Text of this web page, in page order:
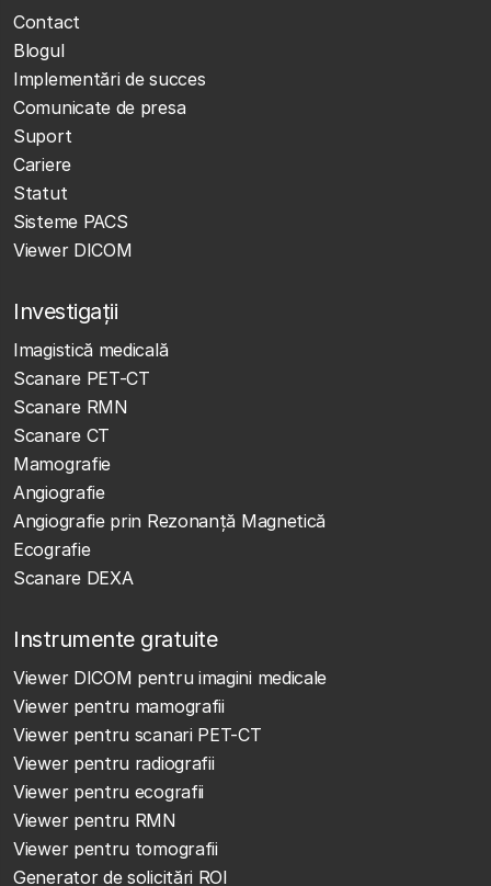
Contact
Blogul
Implementări de succes
Comunicate de presa
Suport
Cariere
Statut
Sisteme PACS
Viewer DICOM
Investigații
Imagistică medicală
Scanare PET-CT
Scanare RMN
Scanare CT
Mamografie
Angiografie
Angiografie prin Rezonanță Magnetică
Ecografie
Scanare DEXA
Instrumente gratuite
Viewer DICOM pentru imagini medicale
Viewer pentru mamografii
Viewer pentru scanari PET-CT
Viewer pentru radiografii
Viewer pentru ecografii
Viewer pentru RMN
Viewer pentru tomografii
Generator de solicitări ROI